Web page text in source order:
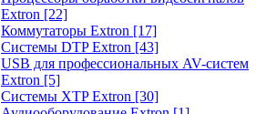
Extron [22]
Коммутаторы Extron [17]
Системы DTP Extron [43]
USB для профессиональных AV-систем
Extron [5]
Системы XTP Extron [30]